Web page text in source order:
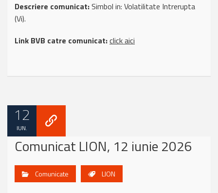
Descriere comunicat:Simbol in: Volatilitate Intrerupta
(Vi).
Link BVB catre comunicat:click aici
12
IUN.
Comunicat LION, 12 iunie 2026
Comunicate LION